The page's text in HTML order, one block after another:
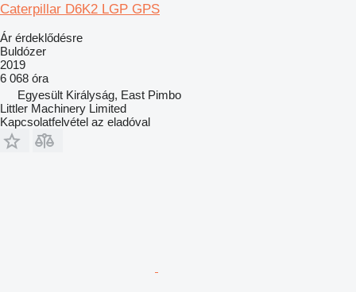
Caterpillar D6K2 LGP GPS
Ár érdeklődésre
Buldózer
2019
6 068 óra
Egyesült Királyság, East Pimbo
Littler Machinery Limited
Kapcsolatfelvétel az eladóval